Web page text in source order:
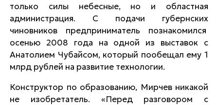
только силы небесные, но и областная
администрация. С подачи губернских
чиновников предприниматель познакомился
осенью 2008 года на одной из выставок с
Анатолием Чубайсом, который пообещал ему 1
млрд рублей на развитие технологии.
Конструктор по образованию, Мирчев никакой
не изобретатель. «Перед разговором с